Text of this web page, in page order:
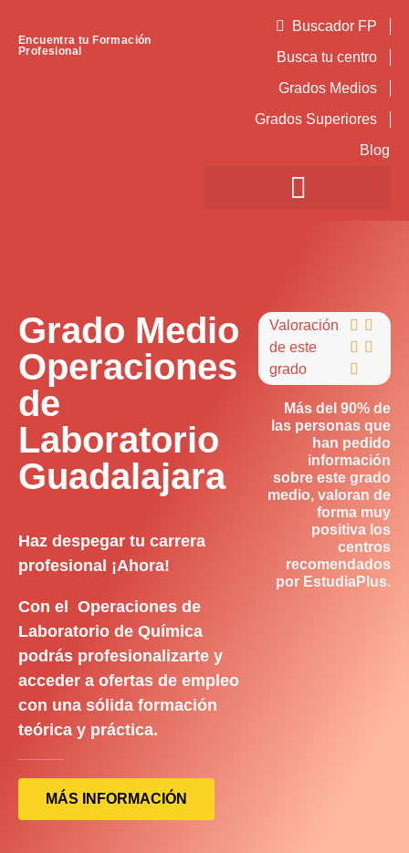
Encuentra tu Formación
Profesional
Buscador FP
Busca tu centro
Grados Medios
Grados Superiores
Blog
Grado Medio
Operaciones
de
Laboratorio
Guadalajara
Haz despegar tu carrera
profesional ¡Ahora!
Con el Operaciones de
Laboratorio de Química
podrás profesionalizarte y
acceder a ofertas de empleo
con una sólida formación
teórica y práctica.
MÁS INFORMACIÓN
Valoración
de este
grado
 
 

Más del 90% de
las personas que
han pedido
información
sobre este grado
medio, valoran de
forma muy
positiva los
centros
recomendados
por EstudiaPlus.